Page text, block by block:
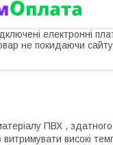
електронні
не покидаючи
ПВХ , здатного
високі